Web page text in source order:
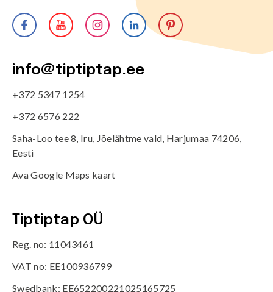
info@tiptiptap.ee
+372 5347 1254
+372 6576 222
Saha-Loo tee 8, Iru, Jõelähtme vald, Harjumaa 74206,
Eesti
Ava Google Maps kaart
Tiptiptap OÜ
Reg. no: 11043461
VAT no: EE100936799
Swedbank: EE652200221025165725